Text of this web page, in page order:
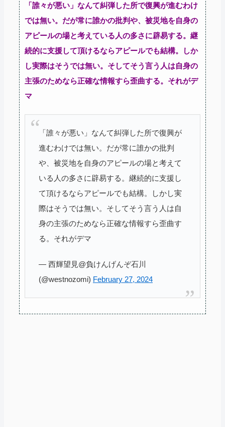
「誰々が悪い」なんて糾弾した所で復興が進むわけ
では無い。だが常に誰かの批判や、被災地を自身の
アピールの場と考えている人の多さに辟易する。継
続的に支援して頂けるならアピールでも結構。しか
し実際はそうでは無い。そしてそう言う人は自身の
主張のためなら正確な情報すら歪曲する。それがデ
マ
「誰々が悪い」なんて糾弾した所で復興が
進むわけでは無い。だが常に誰かの批判
や、被災地を自身のアピールの場と考えて
いる人の多さに辟易する。継続的に支援し
て頂けるならアピールでも結構。しかし実
際はそうでは無い。そしてそう言う人は自
身の主張のためなら正確な情報すら歪曲す
る。それがデマ
— 西輝望見@負けんげんぞ石川
(@westnozomi) February 27, 2024